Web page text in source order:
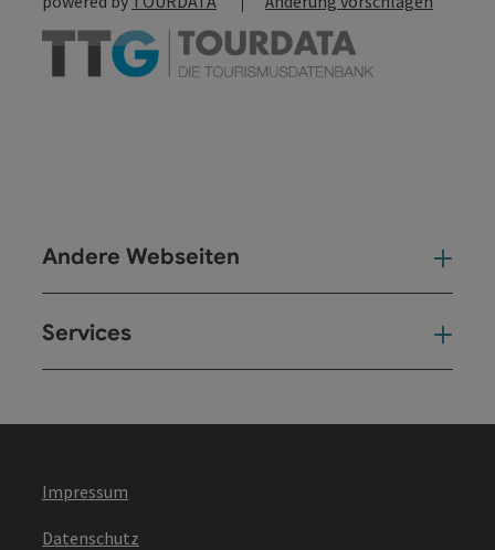
Andere Webseiten
Services
Impressum
Datenschutz